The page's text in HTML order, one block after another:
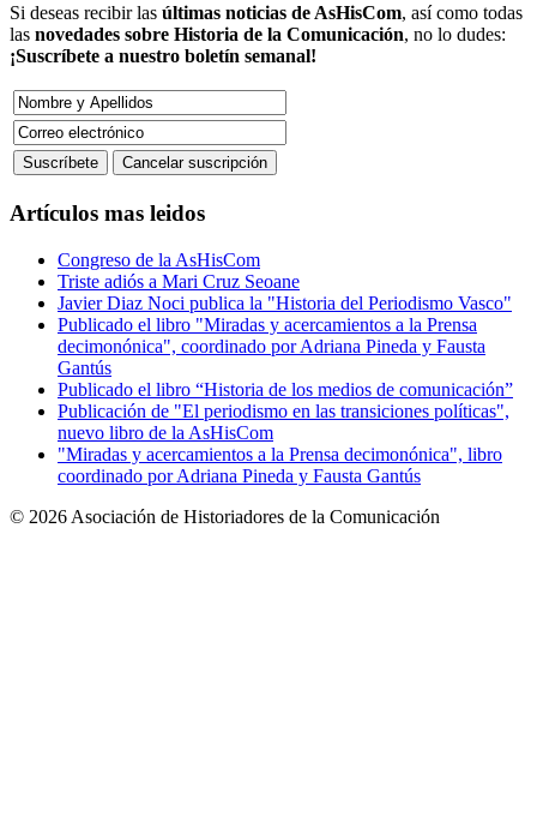
Si deseas recibir las últimas noticias de AsHisCom, así como todas
las novedades sobre Historia de la Comunicación, no lo dudes:
¡Suscríbete a nuestro boletín semanal!
Artículos mas leidos
Congreso de la AsHisCom
Triste adiós a Mari Cruz Seoane
Javier Diaz Noci publica la "Historia del Periodismo Vasco"
Publicado el libro "Miradas y acercamientos a la Prensa
decimonónica", coordinado por Adriana Pineda y Fausta
Gantús
Publicado el libro “Historia de los medios de comunicación”
Publicación de "El periodismo en las transiciones políticas",
nuevo libro de la AsHisCom
"Miradas y acercamientos a la Prensa decimonónica", libro
coordinado por Adriana Pineda y Fausta Gantús
© 2026 Asociación de Historiadores de la Comunicación